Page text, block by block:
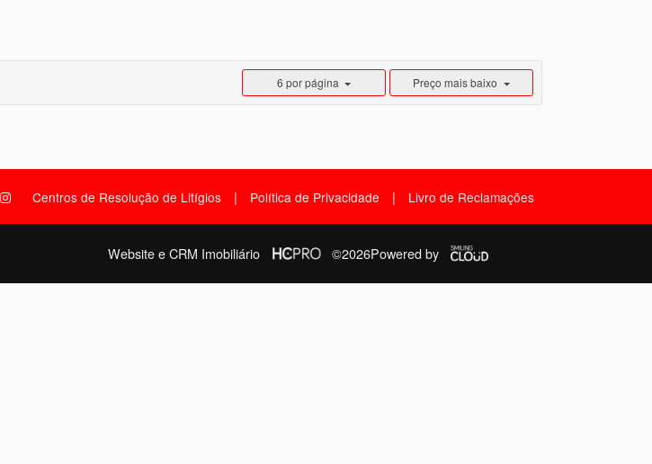
6 por página Preço mais baixo
Centros de Resolução de Litígios | Política de Privacidade | Livro de Reclamações
Website e CRM Imobiliário ©2026Powered by